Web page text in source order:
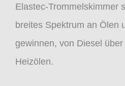
Elastec-Trommelskimmer
breites Spektrum an Ölen
gewinnen, von Diesel
Heizölen.